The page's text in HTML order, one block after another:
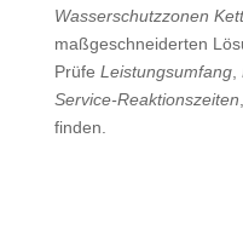
Wasserschutzzonen
maßgeschneiderten
Prüfe Leistungsumfang,
Service‑Reaktionszeiten
finden.